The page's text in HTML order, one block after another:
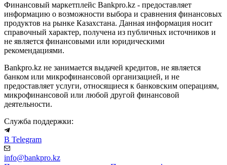
Финансовый маркетплейс Bankpro.kz - предоставляет
информацию о возможности выбора и сравнения финансовых
продуктов на рынке Казахстана. Данная информация носит
справочный характер, получена из публичных источников и
не является финансовыми или юридическими
рекомендациями.
Bankpro.kz не занимается выдачей кредитов, не является
банком или микрофинансовой организацией, и не
предоставляет услуги, относящиеся к банковским операциям,
микрофинансовой или любой другой финансовой
деятельности.
Служба поддержки:
В Telegram
info@bankpro.kz